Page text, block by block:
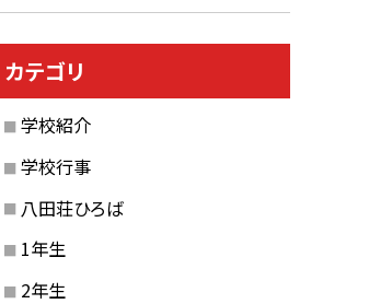
カテゴリ
学校紹介
学校行事
八田荘ひろば
1年生
2年生